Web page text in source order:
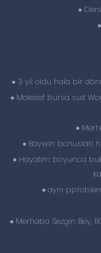
3 yıl oldu hala bir
Malesef bursa suit
Baywin bonuslari
Hayatım boyunca
aynı
Merhaba Sezgin Bey,